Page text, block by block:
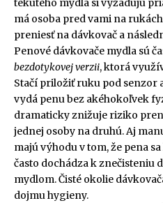
tekutého mydla si vyžadujú
má osoba pred vami na
preniesť na dávkovač a
Penové dávkovače mydla sú
bezdotykovej verzii, ktorá
Stačí priložiť ruku pod senzor
vydá penu bez akéhokoľvek
dramaticky znižuje riziko
jednej osoby na druhú. Aj
majú výhodu v tom, že pena
často dochádza k znečisteniu
mydlom. Čisté okolie
dojmu hygieny.